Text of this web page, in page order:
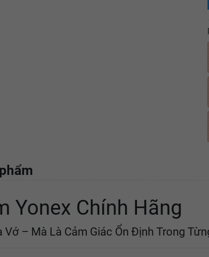
Yonex Chính Hãng
Vớ – Mà Là Cảm Giác Ổn Định Trong